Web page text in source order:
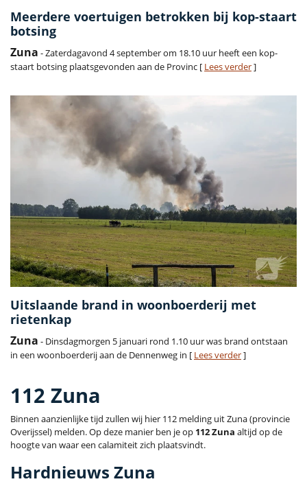
Meerdere voertuigen betrokken bij kop-staart
botsing
Zuna - Zaterdagavond 4 september om 18.10 uur heeft een kop-
staart botsing plaatsgevonden aan de Provinc [ Lees verder]
Uitslaande brand in woonboerderij met
rietenkap
Zuna - Dinsdagmorgen 5 januari rond 1.10 uur was brand ontstaan
in een woonboerderij aan de Dennenweg in [ Lees verder]
112 Zuna
Binnen aanzienlijke tijd zullen wij hier 112 melding uit Zuna (provincie
Overijssel) melden. Op deze manier ben je op 112 Zuna altijd op de
hoogte van waar een calamiteit zich plaatsvindt.
Hardnieuws Zuna